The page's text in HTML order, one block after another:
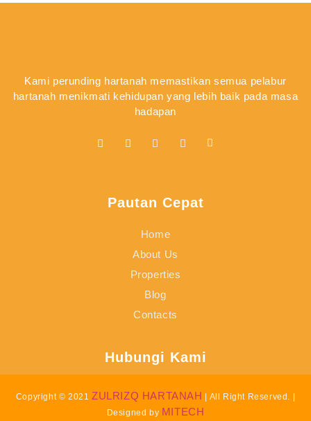
Kami perunding hartanah memastikan semua pelabur
hartanah menikmati kehidupan yang lebih baik pada masa
hadapan
Pautan Cepat
Home
About Us
Properties
Blog
Contacts
Hubungi Kami
Copyright © 2021 ZULRIZQ HARTANAH | All Right Reserved. |
Designed by MITECH